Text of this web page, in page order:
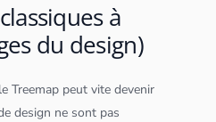
à
du design)
Treemap peut vite devenir
design ne sont pas